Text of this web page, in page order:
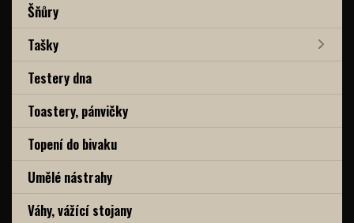
Šňůry
Tašky
Testery dna
Toastery, pánvičky
Topení do bivaku
Umělé nástrahy
Váhy, vážící stojany